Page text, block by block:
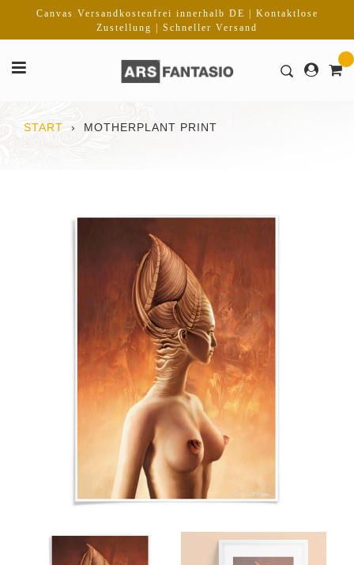
Inhalt
Canvas Versandkostenfrei innerhalb DE | Kontaktlose
Zustellung | Schneller Versand
START › MOTHERPLANT PRINT